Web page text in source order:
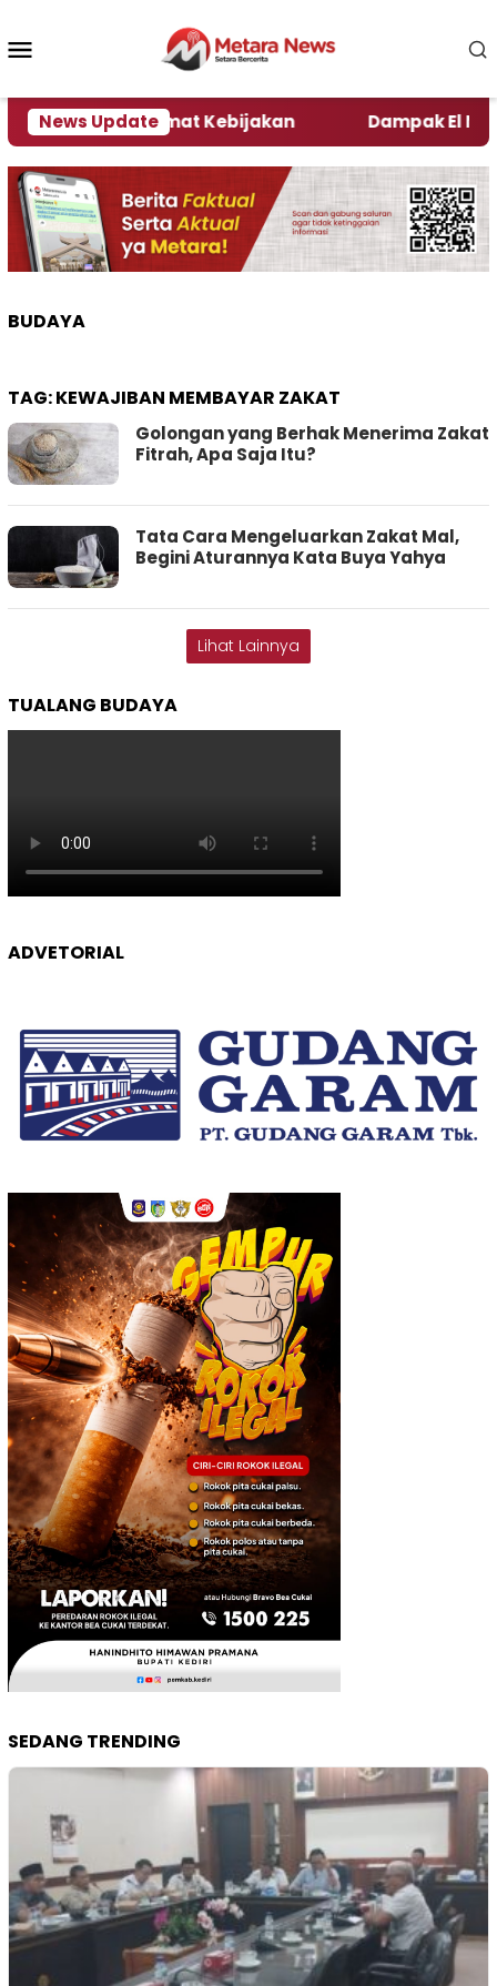
konten
News Update
Kata Pengamat Kebijakan Dampak El Nino,
BUDAYA
TAG:KEWAJIBAN MEMBAYAR ZAKAT
Golongan yang Berhak Menerima Zakat
Fitrah, Apa Saja Itu?
Tata Cara Mengeluarkan Zakat Mal,
Begini Aturannya Kata Buya Yahya
Lihat Lainnya
TUALANG BUDAYA
ADVETORIAL
SEDANG TRENDING